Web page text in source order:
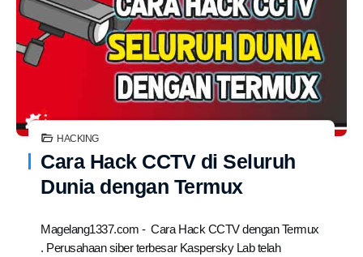
Cara Hack CCTV di Seluruh
Dunia dengan Termux
Magelang1337.com - Cara Hack CCTV dengan Termux
. Perusahaan siber terbesar Kaspersky Lab telah
HACKING